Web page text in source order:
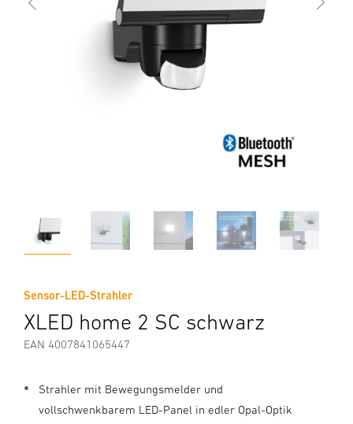
Sensor-LED-Strahler
XLED home 2 SC schwarz
EAN 4007841065447
Strahler mit Bewegungsmelder und
vollschwenkbarem LED-Panel in edler Opal-Optik